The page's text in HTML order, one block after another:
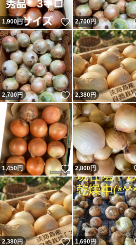
1,900円 いいね！
2,700円
2,700円 いいね！
2,380円
1,450円 いいね！
2,800円
2,380円 いいね！
1,690円